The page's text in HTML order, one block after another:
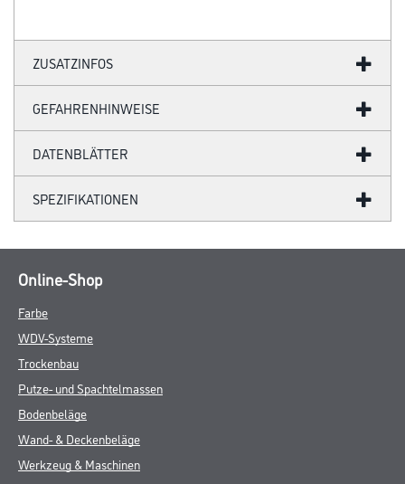
ZUSATZINFOS
GEFAHRENHINWEISE
DATENBLÄTTER
SPEZIFIKATIONEN
Online-Shop
Farbe
WDV-Systeme
Trockenbau
Putze- und Spachtelmassen
Bodenbeläge
Wand- & Deckenbeläge
Werkzeug & Maschinen